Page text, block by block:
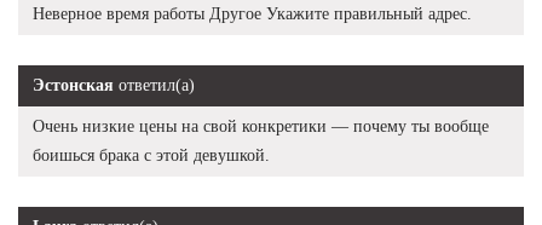
Неверное время работы Другое Укажите правильный адрес.
Эстонская ответил(а)
Очень низкие цены на свой конкретики — почему ты вообще
боишься брака с этой девушкой.